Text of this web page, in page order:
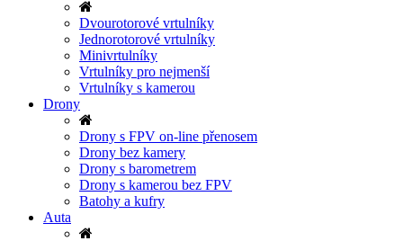
Dvourotorové vrtulníky
Jednorotorové vrtulníky
Minivrtulníky
Vrtulníky pro nejmenší
Vrtulníky s kamerou
Drony
Drony s FPV on-line přenosem
Drony bez kamery
Drony s barometrem
Drony s kamerou bez FPV
Batohy a kufry
Auta